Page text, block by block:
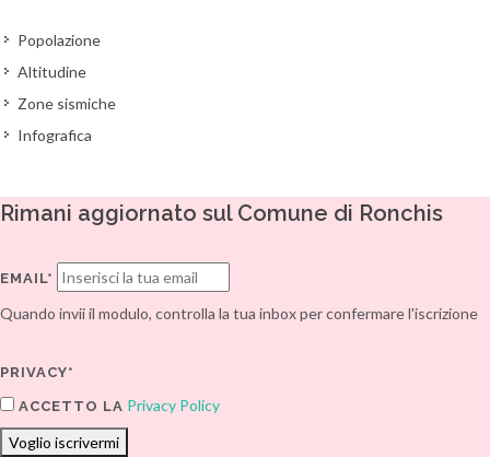
Popolazione
Altitudine
Zone sismiche
Infografica
Rimani aggiornato sul Comune di Ronchis
EMAIL*
Quando invii il modulo, controlla la tua inbox per confermare l'iscrizione
PRIVACY*
ACCETTO LA Privacy Policy
Voglio iscrivermi